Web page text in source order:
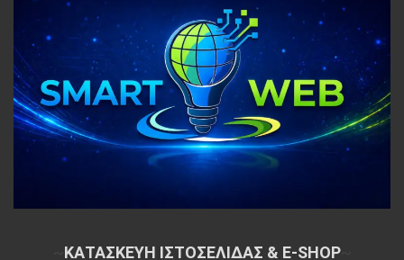
ΚΑΤΑΣΚΕΥΗ ΙΣΤΟΣΕΛΙΔΑΣ & E-SHOP~